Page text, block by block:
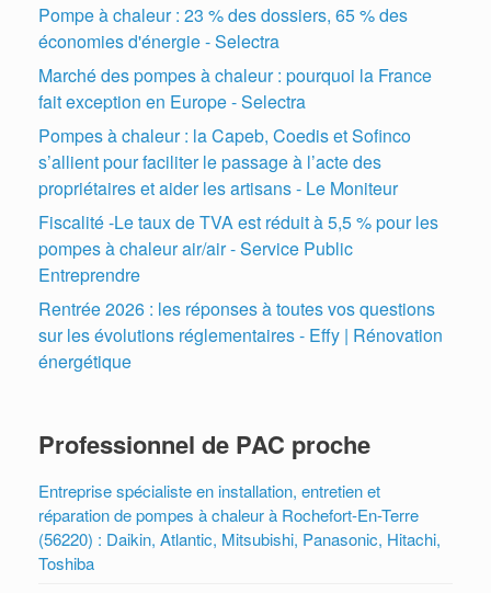
Pompe à chaleur : 23 % des dossiers, 65 % des
économies d'énergie - Selectra
Marché des pompes à chaleur : pourquoi la France
fait exception en Europe - Selectra
Pompes à chaleur : la Capeb, Coedis et Sofinco
s’allient pour faciliter le passage à l’acte des
propriétaires et aider les artisans - Le Moniteur
Fiscalité -Le taux de TVA est réduit à 5,5 % pour les
pompes à chaleur air/air - Service Public
Entreprendre
Rentrée 2026 : les réponses à toutes vos questions
sur les évolutions réglementaires - Effy | Rénovation
énergétique
Professionnel de PAC proche
Entreprise spécialiste en installation, entretien et
réparation de pompes à chaleur à Rochefort-En-Terre
(56220) : Daikin, Atlantic, Mitsubishi, Panasonic, Hitachi,
Toshiba